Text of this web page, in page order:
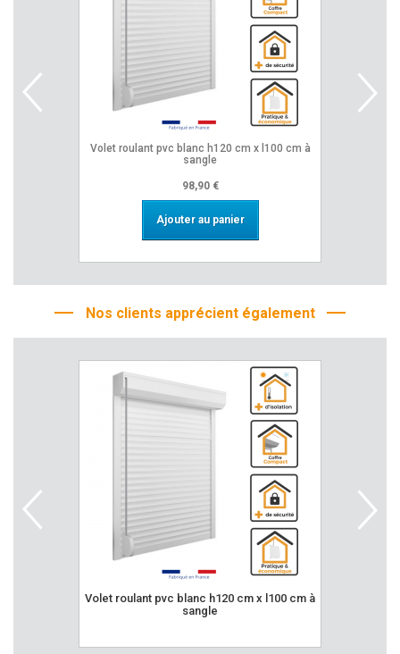
volet roulant pvc blanc h120 cm x l100 cm à
sangle
98,90 €
Ajouter au panier
Nos clients apprécient également
volet roulant pvc blanc h120 cm x l100 cm à
sangle